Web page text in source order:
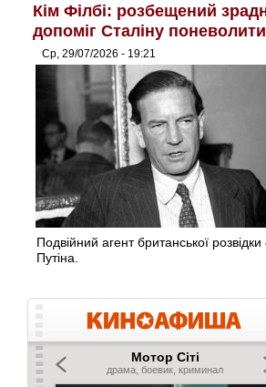
Кім Філбі: розбещений
допоміг Сталіну
Ср, 29/07/2026 - 19:21
Подвійний агент британської
Путіна.